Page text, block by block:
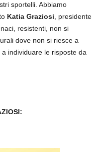
sportelli. Abbiamo
Katia Graziosi, presidente
resistenti, non si
dove non si riesce a
individuare le risposte da